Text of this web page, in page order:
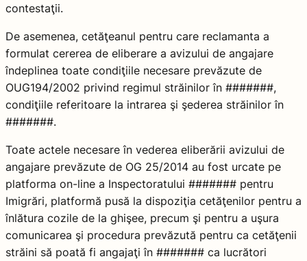
contestaţii.
De asemenea, cetăţeanul pentru care reclamanta a
formulat cererea de eliberare a avizului de angajare
îndeplinea toate condiţiile necesare prevăzute de
OUG194/2002 privind regimul străinilor în #######,
condiţiile referitoare la intrarea şi şederea străinilor în
#######.
Toate actele necesare în vederea eliberării avizului de
angajare prevăzute de OG 25/2014 au fost urcate pe
platforma on-line a Inspectoratului ####### pentru
Imigrări, platformă pusă la dispoziţia cetăţenilor pentru a
înlătura cozile de la ghişee, precum şi pentru a uşura
comunicarea şi procedura prevăzută pentru ca cetăţenii
străini să poată fi angajaţi în ####### ca lucrători